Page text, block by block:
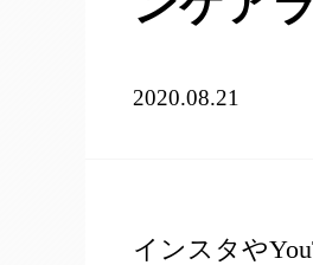
2020.08.21
インスタや